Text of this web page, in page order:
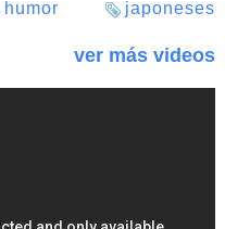
humor
japoneses
ver más videos